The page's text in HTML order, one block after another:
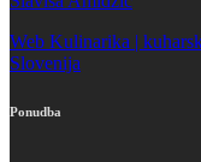
Web Kulinarika |
Slovenija
Ponudba